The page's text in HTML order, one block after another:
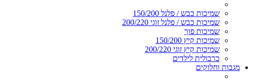
שמיכות כבש / פלנל 150/200
שמיכות כבש / פלנל זוגי 200/220
שמיכות פוך
שמיכות קיץ 150/200
שמיכות קיץ זוגי 200/220
כרבולית לילדים
מגבות וחלוקים